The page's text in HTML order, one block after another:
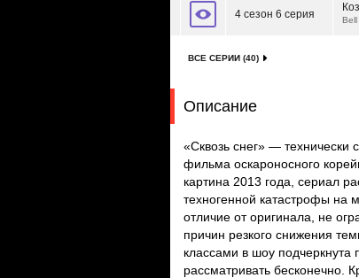
4 сезон 6 серия
ВСЕ СЕРИИ (40)
Описание
«Сквозь снег» —
фильма оскароносного
картина 2013 года, сериал
техногенной катастрофы на
отличие от оригинала, не
причин резкого снижения
классами в шоу
рассматривать бесконечно.